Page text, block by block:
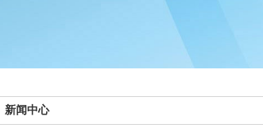
新闻中心